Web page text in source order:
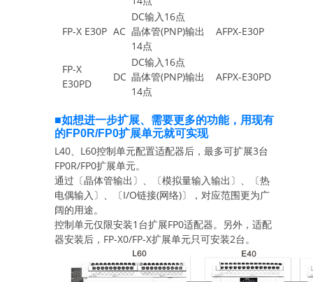
FP-X E30P AC
DC输入16点
晶体管(PNP)输出
14点
AFPX-E30P
FP-X
E30PD
DC
DC输入16点
晶体管(PNP)输出
14点
AFPX-E30PD
■如想进一步扩展、需要更多的功能，用现有
的FP0R/FP0扩展单元就可实现
L40、L60控制单元配置适配器后，最多可扩展3台
FP0R/FP0扩展单元。
通过〔晶体管输出〕、〔模拟量输入输出〕、〔热
电偶输入〕、〔I/O链接(网络)〕，对应范围更为广
阔的用途。
控制单元仅限安装1台扩展FP0适配器。另外，适配
器安装后，FP-X0/FP-X扩展单元只可安装2台。